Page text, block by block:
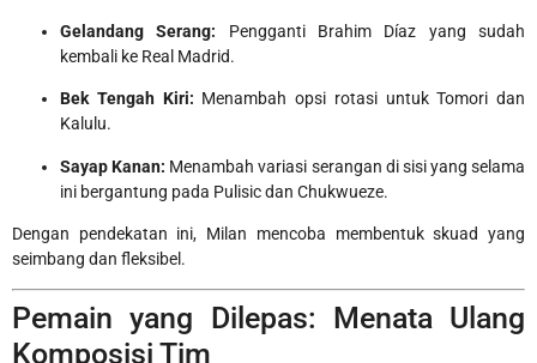
Gelandang Serang: Pengganti Brahim Díaz yang sudah
kembali ke Real Madrid.
Bek Tengah Kiri: Menambah opsi rotasi untuk Tomori dan
Kalulu.
Sayap Kanan: Menambah variasi serangan di sisi yang selama
ini bergantung pada Pulisic dan Chukwueze.
Dengan pendekatan ini, Milan mencoba membentuk skuad yang
seimbang dan fleksibel.
Pemain yang Dilepas: Menata Ulang
Komposisi Tim